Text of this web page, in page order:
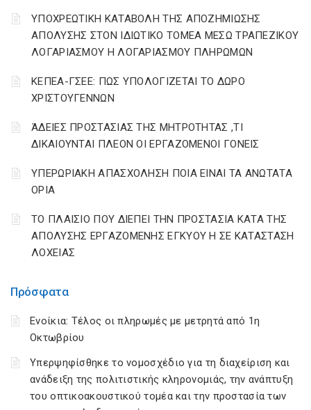
Πρόσφατα
Ενοίκια: Τέλος οι πληρωμές με μετρητά από 1η
Οκτωβρίου
Υπερψηφίσθηκε το νομοσχέδιο για τη διαχείριση και
ανάδειξη της πολιτιστικής κληρονομιάς, την ανάπτυξη
του οπτικοακουστικού τομέα και την προστασία των
YΠΟΧΡΕΩΤΙΚΗ ΚΑΤΑΒΟΛΗ ΤΗΣ ΑΠΟΖΗΜΙΩΣΗΣ
ΑΠΟΛΥΣΗΣ ΣΤΟΝ ΙΔΙΩΤΙΚΟ ΤΟΜΕΑ ΜΕΣΩ ΤΡΑΠΕΖΙΚΟΥ
ΛΟΓΑΡΙΑΣΜΟΥ Η ΛΟΓΑΡΙΑΣΜΟΥ ΠΛΗΡΩΜΩΝ
ΚΕΠΕΑ-ΓΣΕΕ: ΠΩΣ ΥΠΟΛΟΓΙΖΕΤΑΙ ΤΟ ΔΩΡΟ
ΧΡΙΣΤΟΥΓΕΝΝΩΝ
ΆΔΕΙΕΣ ΠΡΟΣΤΑΣΙΑΣ ΤΗΣ ΜΗΤΡΟΤΗΤΑΣ ,ΤΙ
ΔΙΚΑΙΟΥΝΤΑΙ ΠΛΕΟΝ ΟΙ ΕΡΓΑΖΟΜΕΝΟΙ ΓΟΝΕΙΣ
ΥΠΕΡΩΡΙΑΚΗ ΑΠΑΣΧΟΛΗΣΗ ΠΟΙΑ ΕΙΝΑΙ ΤΑ ΑΝΩΤΑΤΑ
ΟΡΙΑ
ΤΟ ΠΛΑΙΣΙΟ ΠΟΥ ΔΙΕΠΕΙ ΤΗΝ ΠΡΟΣΤΑΣΙΑ ΚΑΤΑ ΤΗΣ
ΑΠΟΛΥΣΗΣ ΕΡΓΑΖΟΜΕΝΗΣ ΕΓΚΥΟΥ Η ΣΕ ΚΑΤΑΣΤΑΣΗ
ΛΟΧΕΙΑΣ